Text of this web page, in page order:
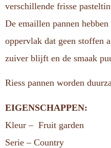
verschillende frisse
De emaillen pannen
oppervlak dat geen stoffen
zuiver blijft en de smaak
Riess pannen worden
EIGENSCHAPPEN:
Kleur – Fruit garden
Serie – Country